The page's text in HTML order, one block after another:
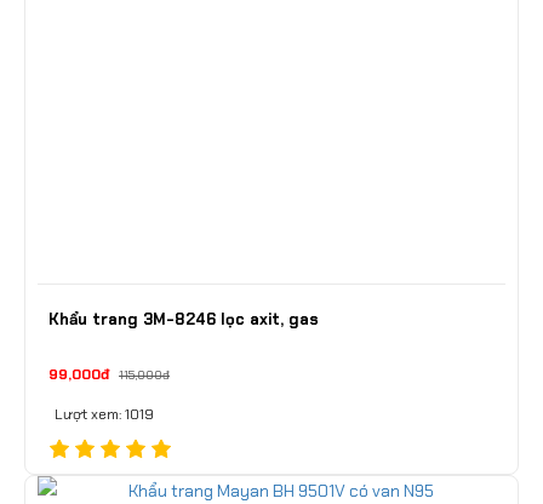
Khẩu trang 3M-8246 lọc axit, gas
99,000đ 115,000đ
Lượt xem: 1019